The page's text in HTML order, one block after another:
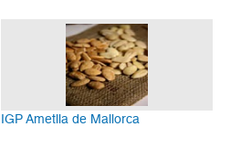
IGP Ametlla de Mallorca